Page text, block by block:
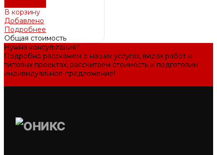
В корзину
Добавлено
Подробнее
Общая стоимость
Нужна консультация?
Подробно расскажем о наших услугах, видах работ и
типовых проектах, рассчитаем стоимость и подготовим
индивидуальное предложение!